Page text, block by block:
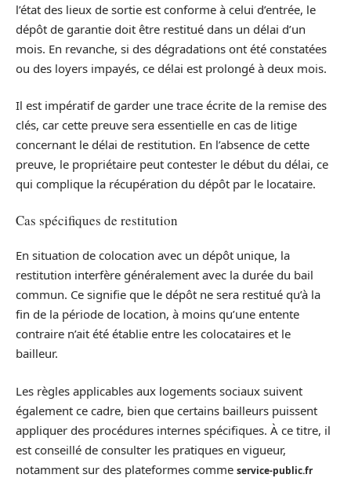
l’état des lieux de sortie est conforme à celui d’entrée, le
dépôt de garantie doit être restitué dans un délai d’un
mois. En revanche, si des dégradations ont été constatées
ou des loyers impayés, ce délai est prolongé à deux mois.
Il est impératif de garder une trace écrite de la remise des
clés, car cette preuve sera essentielle en cas de litige
concernant le délai de restitution. En l’absence de cette
preuve, le propriétaire peut contester le début du délai, ce
qui complique la récupération du dépôt par le locataire.
Cas spécifiques de restitution
En situation de colocation avec un dépôt unique, la
restitution interfère généralement avec la durée du bail
commun. Ce signifie que le dépôt ne sera restitué qu’à la
fin de la période de location, à moins qu’une entente
contraire n’ait été établie entre les colocataires et le
bailleur.
Les règles applicables aux logements sociaux suivent
également ce cadre, bien que certains bailleurs puissent
appliquer des procédures internes spécifiques. À ce titre, il
est conseillé de consulter les pratiques en vigueur,
notamment sur des plateformes comme service-public.fr